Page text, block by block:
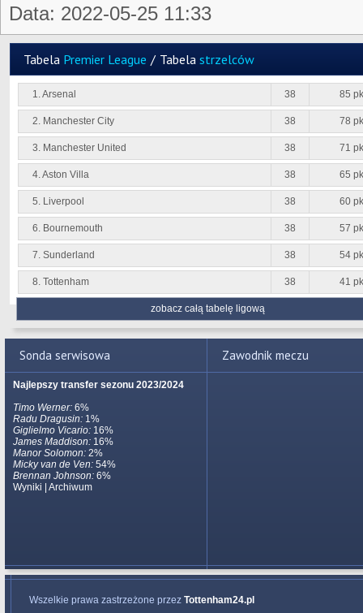
Data: 2022-05-25 11:33
Tabela Premier League / Tabela strzelców
1. Arsenal 38 85
2. Manchester City 38 78
3. Manchester United 38 71
4. Aston Villa 38 65
5. Liverpool 38 60
6. Bournemouth 38 57
7. Sunderland 38 54
8. Tottenham 38 41
zobacz całą tabelę ligową
Sonda serwisowa
Najlepszy transfer sezonu 2023/2024
Timo Werner: 6%
Radu Dragusin: 1%
Giglielmo Vicario: 16%
James Maddison: 16%
Manor Solomon: 2%
Micky van de Ven: 54%
Brennan Johnson: 6%
Wyniki
Archiwum
Zawodnik meczu
Wszelkie prawa zastrzeżone przez Tottenham24.pl